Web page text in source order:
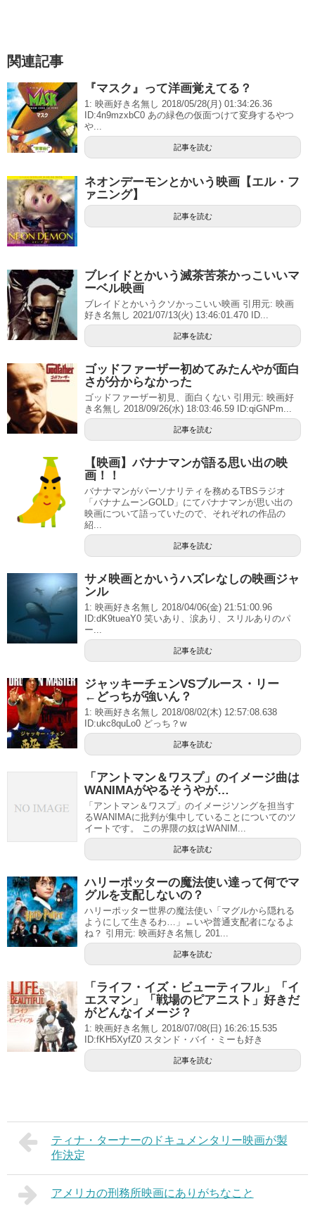
関連記事
『マスク』って洋画覚えてる？
1: 映画好き名無し 2018/05/28(月) 01:34:26.36
ID:4n9mzxbC0 あの緑色の仮面つけて変身するやつ
や...
記事を読む
ネオンデーモンとかいう映画【エル・フ
ァニング】
記事を読む
ブレイドとかいう滅茶苦茶かっこいいマ
ーベル映画
ブレイドとかいうクソかっこいい映画 引用元: 映画
好き名無し 2021/07/13(火) 13:46:01.470 ID...
記事を読む
ゴッドファーザー初めてみたんやが面白
さが分からなかった
ゴッドファーザー初見、面白くない 引用元: 映画好
き名無し 2018/09/26(水) 18:03:46.59 ID:qiGNPm...
記事を読む
【映画】バナナマンが語る思い出の映
画！！
バナナマンがパーソナリティを務めるTBSラジオ
「バナナムーンGOLD」にてバナナマンが思い出の
映画について語っていたので、それぞれの作品の
紹...
記事を読む
サメ映画とかいうハズレなしの映画ジャ
ンル
1: 映画好き名無し 2018/04/06(金) 21:51:00.96
ID:dK9tueaY0 笑いあり、涙あり、スリルありのパ
ー...
記事を読む
ジャッキーチェンVSブルース・リー
←どっちが強いん？
1: 映画好き名無し 2018/08/02(木) 12:57:08.638
ID:ukc8quLo0 どっち？w
記事を読む
「アントマン＆ワスプ」のイメージ曲は
WANIMAがやるそうやが…
「アントマン＆ワスプ」のイメージソングを担当す
るWANIMAに批判が集中していることについてのツ
イートです。 この界隈の奴はWANIM...
記事を読む
ハリーポッターの魔法使い達って何でマ
グルを支配しないの？
ハリーポッター世界の魔法使い「マグルから隠れる
ようにして生きるわ…」←いや普通支配者になるよ
ね？ 引用元: 映画好き名無し 201...
記事を読む
「ライフ・イズ・ビューティフル」「イ
エスマン」「戦場のピアニスト」好きだ
がどんなイメージ？
1: 映画好き名無し 2018/07/08(日) 16:26:15.535
ID:fKH5XyfZ0 スタンド・バイ・ミーも好き
記事を読む
ティナ・ターナーのドキュメンタリー映画が製
作決定
アメリカの刑務所映画にありがちなこと